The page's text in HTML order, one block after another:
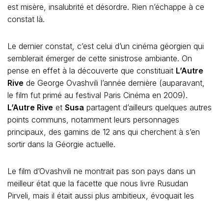
est misère, insalubrité et désordre. Rien n’échappe à ce
constat là.
Le dernier constat, c’est celui d’un cinéma géorgien qui
semblerait émerger de cette sinistrose ambiante. On
pense en effet à la découverte que constituait L’Autre
Rive de George Ovashvili l’année dernière (auparavant,
le film fut primé au festival Paris Cinéma en 2009).
L’Autre Rive et Susa partagent d’ailleurs quelques autres
points communs, notamment leurs personnages
principaux, des gamins de 12 ans qui cherchent à s’en
sortir dans la Géorgie actuelle.
Le film d’Ovashvili ne montrait pas son pays dans un
meilleur état que la facette que nous livre Rusudan
Pirveli, mais il était aussi plus ambitieux, évoquait les